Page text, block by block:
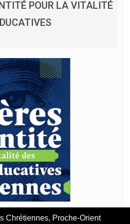
POUR LA VITALITÉ
Chrétiennes, Proche-Orient